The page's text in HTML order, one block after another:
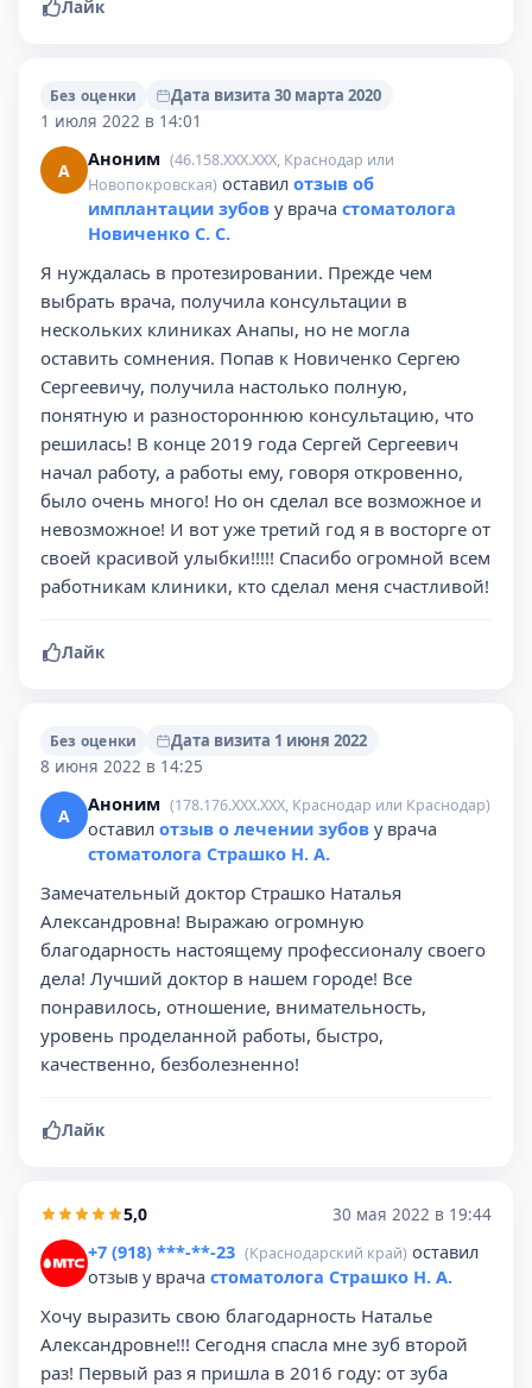
Лайк
Без оценки
Дата визита 30 марта 2020
1 июля 2022 в 14:01
А Аноним (46.158.XXX.XXX, Краснодар или
Новопокровская) оставил отзыв об
имплантации зубов у врача стоматолога
Новиченко С. С.
Я нуждалась в протезировании. Прежде чем
выбрать врача, получила консультации в
нескольких клиниках Анапы, но не могла
оставить сомнения. Попав к Новиченко Сергею
Сергеевичу, получила настолько полную,
понятную и разностороннюю консультацию, что
решилась! В конце 2019 года Сергей Сергеевич
начал работу, а работы ему, говоря откровенно,
было очень много! Но он сделал все возможное и
невозможное! И вот уже третий год я в восторге от
своей красивой улыбки!!!!! Спасибо огромной всем
работникам клиники, кто сделал меня счастливой!
Лайк
Без оценки
Дата визита 1 июня 2022
8 июня 2022 в 14:25
А Аноним (178.176.XXX.XXX, Краснодар или Краснодар)
оставил отзыв о лечении зубов у врача
стоматолога Страшко Н. А.
Замечательный доктор Страшко Наталья
Александровна! Выражаю огромную
благодарность настоящему профессионалу своего
дела! Лучший доктор в нашем городе! Все
понравилось, отношение, внимательность,
уровень проделанной работы, быстро,
качественно, безболезненно!
Лайк
5,0 30 мая 2022 в 19:44
+7 (918) ***-**-23 (Краснодарский край) оставил
отзыв у врача стоматолога Страшко Н. А.
Хочу выразить свою благодарность Наталье
Александровне!!! Сегодня спасла мне зуб второй
раз! Первый раз я пришла в 2016 году: от зуба